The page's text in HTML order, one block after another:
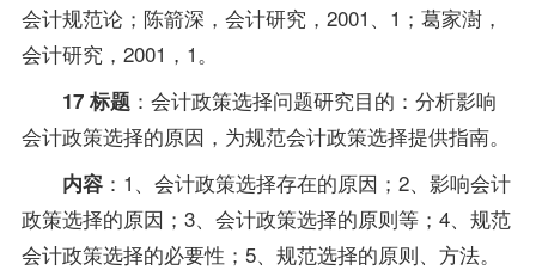
会计规范论；陈箭深，会计研究，2001、1；葛家澍，
会计研究，2001，1。
17 标题：会计政策选择问题研究目的：分析影响
会计政策选择的原因，为规范会计政策选择提供指南。
内容：1、会计政策选择存在的原因；2、影响会计
政策选择的原因；3、会计政策选择的原则等；4、规范
会计政策选择的必要性；5、规范选择的原则、方法。